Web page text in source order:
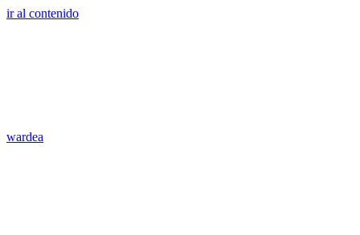
ir al contenido
wardea